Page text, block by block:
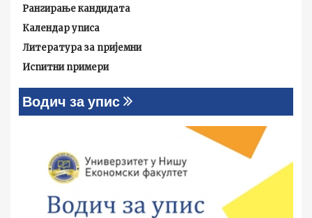
Рангирање кандидата
Календар уписа
Литература за пријемни
Испитни примери
Водич за упис